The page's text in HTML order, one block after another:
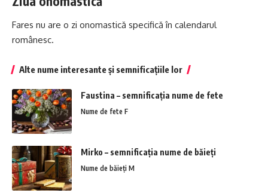
Fares nu are o zi onomastică specifică în calendarul
românesc.
Alte nume interesante și semnificațiile lor
Faustina – semnificația nume de fete
Nume de fete F
Mirko – semnificația nume de băieți
Nume de băieți M